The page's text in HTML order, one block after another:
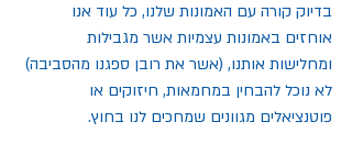
בדיוק קורה עם האמונות שלנו, כל עוד אנו
אוחזים באמונות עצמיות אשר מגבילות
ומחלישות אותנו, (אשר את רובן ספגנו מהסביבה)
לא נוכל להבחין במחמאות, חיזוקים או
פוטנציאלים מגוונים שמחכים לנו בחוץ.